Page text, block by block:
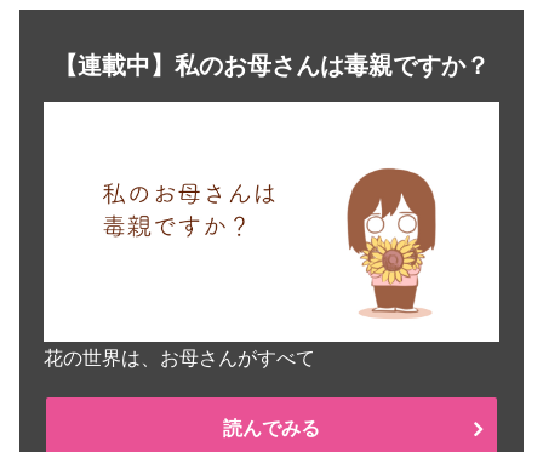
【連載中】私のお母さんは毒親ですか？
花の世界は、お母さんがすべて
読んでみる